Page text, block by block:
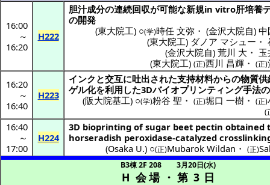
16:00
～
16:20
H222
胆汁成分の連続回収が可能な新規in vitro肝培養
の開発
(東大院工) ○(学)時任 文弥・ (金沢大院自) 中
(東大院工) ダノア マシュー ・
(金沢大院自) 荒川 大・
(東大院工) (正)西川 昌輝・ (正)
16:20
～
16:40
H223
インク と交互に吐出された支持材料からの物質供
ゲル化を利用 した3Dバイオプリンティング手法の
(阪大院基工) ○(学)粉谷 聖 ・ (正)堀口 一樹・ (正)
(
16:40
～
17:00
H224
3D bioprinting of sugar beet pectin obtained
horseradish peroxidase-catalyzed
(Osaka U.) ○(正)Mubarok Wildan ・ (正)
H 会場
B3棟 2F 208
・ 第 3 日
3月20日(水)